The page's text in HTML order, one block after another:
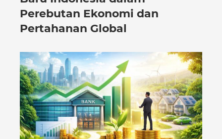
Perebutan Ekonomi dan
Pertahanan Global